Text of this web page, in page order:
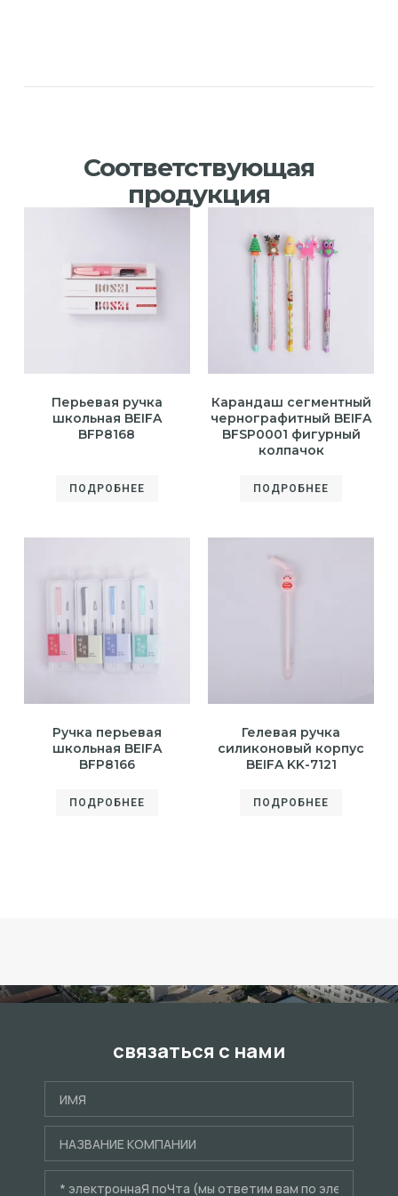
Соответствующая
продукция
Перьевая ручка
школьная BEIFA
BFP8168
ПОДРОБНЕЕ
Карандаш сегментный
чернографитный BEIFA
BFSP0001 фигурный
колпачок
ПОДРОБНЕЕ
Ручка перьевая
школьная BEIFA
BFP8166
ПОДРОБНЕЕ
Гелевая ручка
силиконовый корпус
BEIFA KK-7121
ПОДРОБНЕЕ
связаться с нами